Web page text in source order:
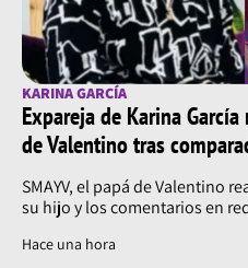
KARINA GARCÍA
Expareja de Karina
de Valentino tras
SMAYV, el papá de Valentino
su hijo y los comentarios en
Hace una hora